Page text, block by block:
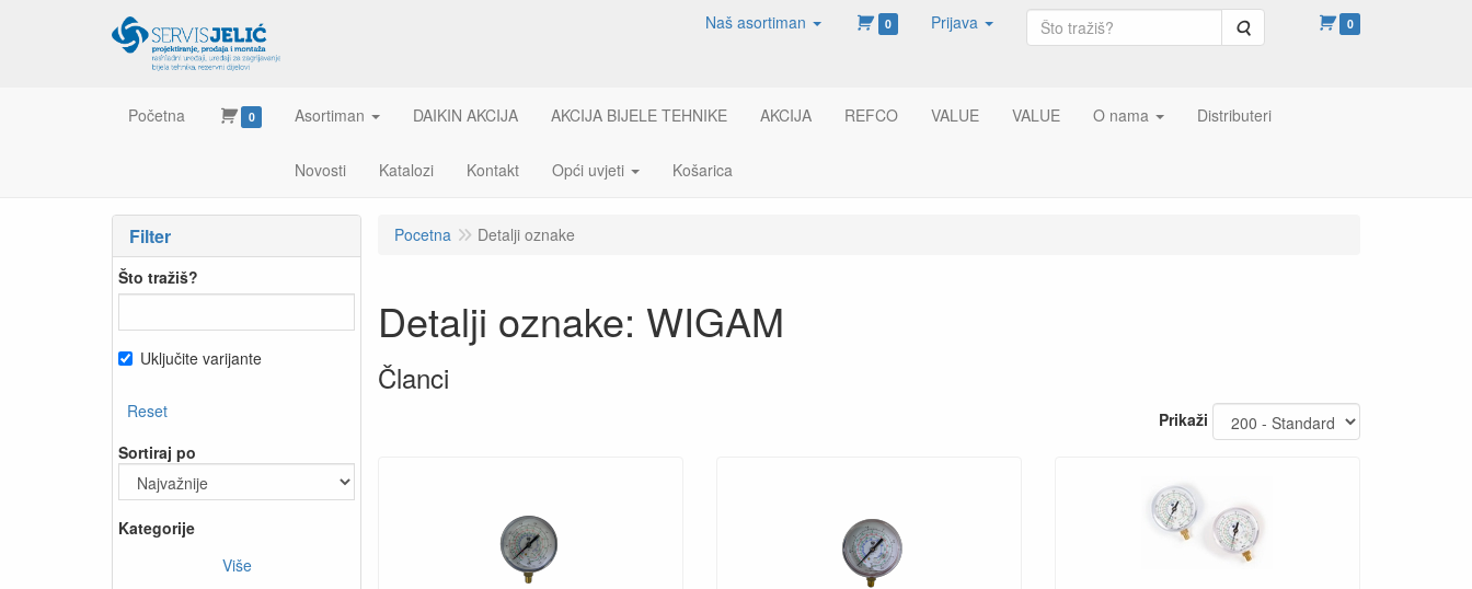
Naš asortiman 0 Prijava Pretraga 0
Početna 0 Asortiman DAIKIN AKCIJA AKCIJA BIJELE TEHNIKE AKCIJA REFCO VALUE VALUE O nama Distributeri
Novosti Katalozi Kontakt Opći uvjeti Košarica
Filter
Što tražiš?
Uključite varijante
Reset
Sortiraj po
Kategorije
Više
Pocetna Detalji oznake
Detalji oznake: WIGAM
Članci
Prikaži